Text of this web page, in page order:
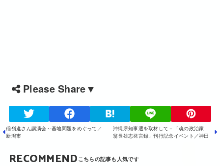
Please Share▼
沖縄県知事選を取材して－「魂の政治家
翁長雄志発言録」刊行記念イベント／神田
稲嶺進さん講演会～基地問題をめぐって／
新潟市
RECOMMEND